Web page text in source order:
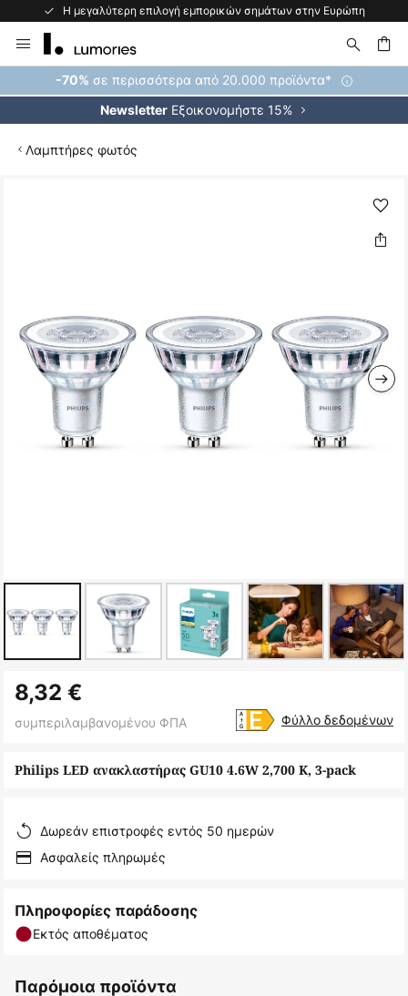
Η μεγαλύτερη επιλογή εμπορικών σημάτων στην Ευρώπη
Μετάβαση
στο
περιεχόμενο
-70% σε περισσότερα από 20.000 προϊόντα*
Newsletter Εξοικονομήστε 15%
Λαμπτήρες φωτός
στην
αρχή
συλλογής
Philips LED ανακλαστήρας GU10 4.6W 2,700 K, 3-pack
8,32 €
συμπεριλαμβανομένου ΦΠΑ Φύλλο δεδομένων
Δωρεάν επιστροφές εντός 50 ημερών
Ασφαλείς πληρωμές
Πληροφορίες παράδοσης
Εκτός αποθέματος
Παρόμοια προϊόντα